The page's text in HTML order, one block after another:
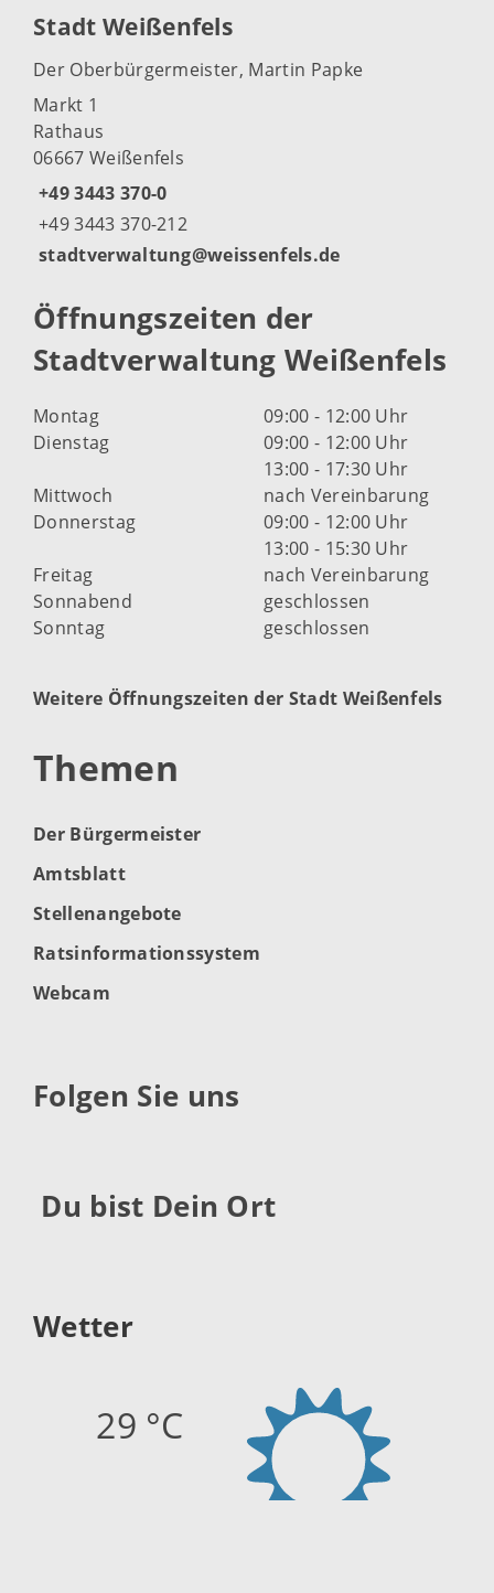
Stadt Weißenfels
Der Oberbürgermeister, Martin Papke
Markt 1
Rathaus
06667 Weißenfels
+49 3443 370-0
+49 3443 370-212
stadtverwaltung@weissenfels.de
Öffnungszeiten der
Stadtverwaltung Weißenfels
Montag
09:00 - 12:00 Uhr
Dienstag
09:00 - 12:00 Uhr
13:00 - 17:30 Uhr
Mittwoch
nach Vereinbarung
Donnerstag
09:00 - 12:00 Uhr
13:00 - 15:30 Uhr
Freitag
nach Vereinbarung
Sonnabend
geschlossen
Sonntag
geschlossen
Weitere Öffnungszeiten der Stadt Weißenfels
Themen
Der Bürgermeister
Amtsblatt
Stellenangebote
Ratsinformationssystem
Webcam
Folgen Sie uns
Du bist Dein Ort
Wetter
29 °C